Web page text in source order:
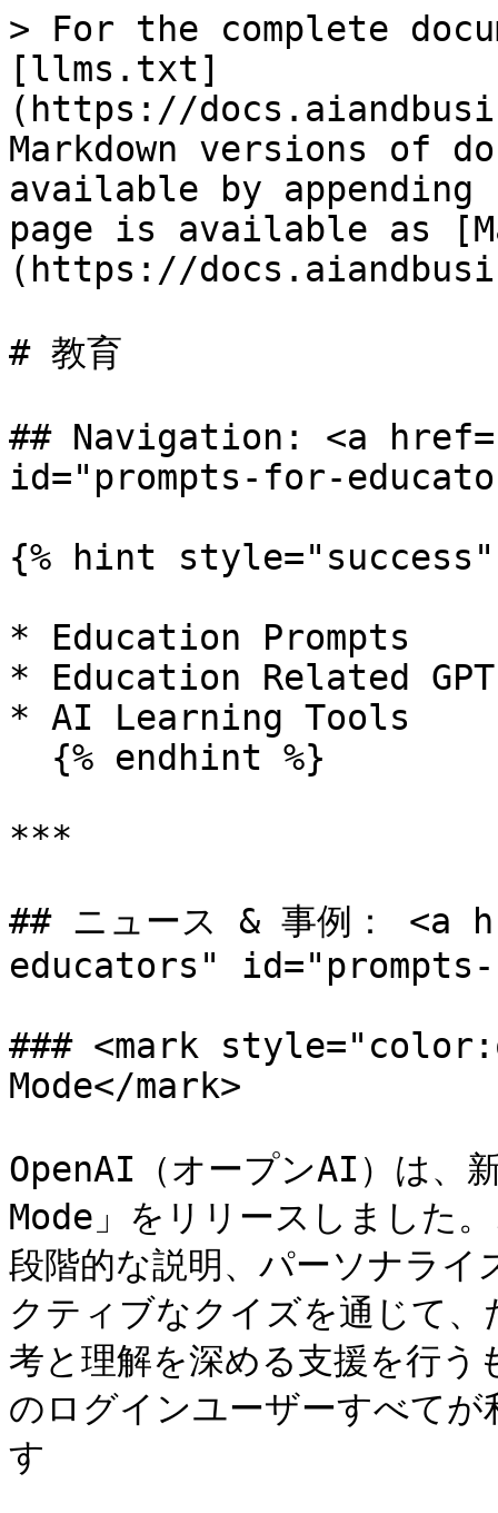
> For the complete
[llms.txt]
(https://
Markdown versions of
available by
page is available as
(https://
# 教育
## Navigation: <a
id="prompts-for-
{% hint style="success"
* Education Prompts
* Education Related
* AI Learning Tools
***
## ニュース & 事例：
educators"
### <mark
Mode</mark>
OpenAI（オープンAI）は、
Mode」をリリースしました
段階的な説明、パーソナラ
クティブなクイズを通じて
考と理解を深める支援を行
のログインユーザーすべてが
す